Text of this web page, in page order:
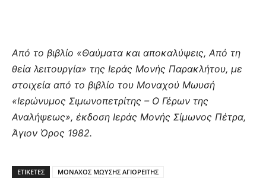
Από το βιβλίο «Θαύματα και αποκαλύψεις, Από τη
θεία λειτουργία» της Ιεράς Μονής Παρακλήτου, με
στοιχεία από το βιβλίο του Μοναχού Μωυσή
«Ιερώνυμος Σιμωνοπετρίτης – Ο Γέρων της
Αναλήψεως», έκδοση Ιεράς Μονής Σίμωνος Πέτρα,
Άγιον Όρος 1982.
ΕΤΙΚΕΤΕΣ ΜΟΝΑΧΟΣ ΜΩΥΣΗΣ ΑΓΙΟΡΕΙΤΗΣ